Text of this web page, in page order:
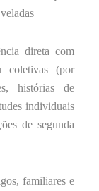
direta com
coletivas (por
histórias de
individuais
de segunda
familiares e